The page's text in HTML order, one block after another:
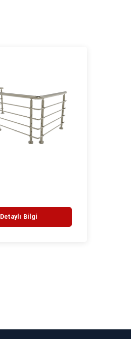
Detaylı Bilgi